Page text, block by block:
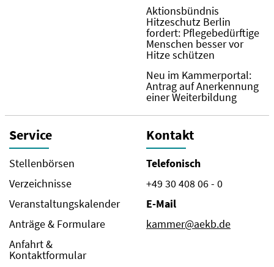
Aktionsbündnis
Hitzeschutz Berlin
fordert: Pflegebedürftige
Menschen besser vor
Hitze schützen
Neu im Kammerportal:
Antrag auf Anerkennung
einer Weiterbildung
Service
Stellenbörsen
Verzeichnisse
Veranstaltungskalender
Anträge & Formulare
Anfahrt &
Kontaktformular
Kontakt
Telefonisch
+49 30 408 06 - 0
E-Mail
kammer@aekb.de